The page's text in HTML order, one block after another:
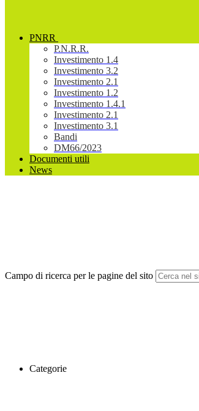
PNRR
P.N.R.R.
Investimento 1.4
Investimento 3.2
Investimento 2.1
Investimento 1.2
Investimento 1.4.1
Investimento 2.1
Investimento 3.1
Bandi
DM66/2023
Documenti utili
News
Campo di ricerca per le pagine del sito
Categorie